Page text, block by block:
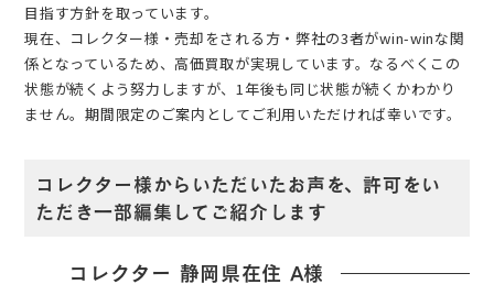
目指す方針を取っています。
現在、コレクター様・売却をされる方・弊社の3者がwin-winな関
係となっているため、高価買取が実現しています。なるべくこの
状態が続くよう努力しますが、1年後も同じ状態が続くかわかり
ません。期間限定のご案内としてご利用いただければ幸いです。
コレクター様からいただいたお声を、許可をい
ただき一部編集してご紹介します
コレクター 静岡県在住 A様